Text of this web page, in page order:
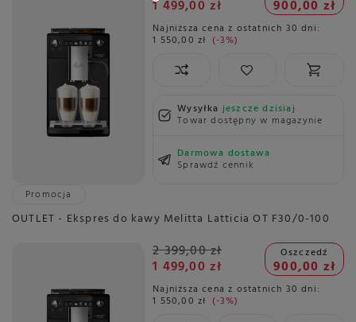
1 499,00 zł 900,00 zł
Najniższa cena z ostatnich 30 dni:
1 550,00 zł -3%
Wysyłkajeszcze dzisiaj
Towar dostępny w magazynie
Darmowa dostawa
Sprawdź cennik
Promocja
OUTLET - Ekspres do kawy Melitta Latticia OT F30/0-100
2 399,00 zł
1 499,00 zł
Oszczedź
900,00 zł
Najniższa cena z ostatnich 30 dni:
1 550,00 zł -3%